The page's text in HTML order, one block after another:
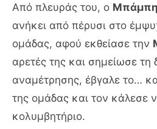
Από πλευράς του, ο
ανήκει από πέρυσι στο
ομάδας, αφού εκθείασε την
αρετές της και σημείωσε τη
αναμέτρησης, έβγαλε το…
της ομάδας και τον κάλεσε
κολυμβητήριο.